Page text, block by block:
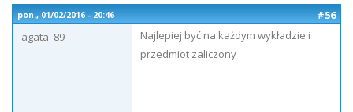
pon., 01/02/2016 - 20:46
#56
agata_89
Najlepiej być na każdym wykładzie i
przedmiot zaliczony